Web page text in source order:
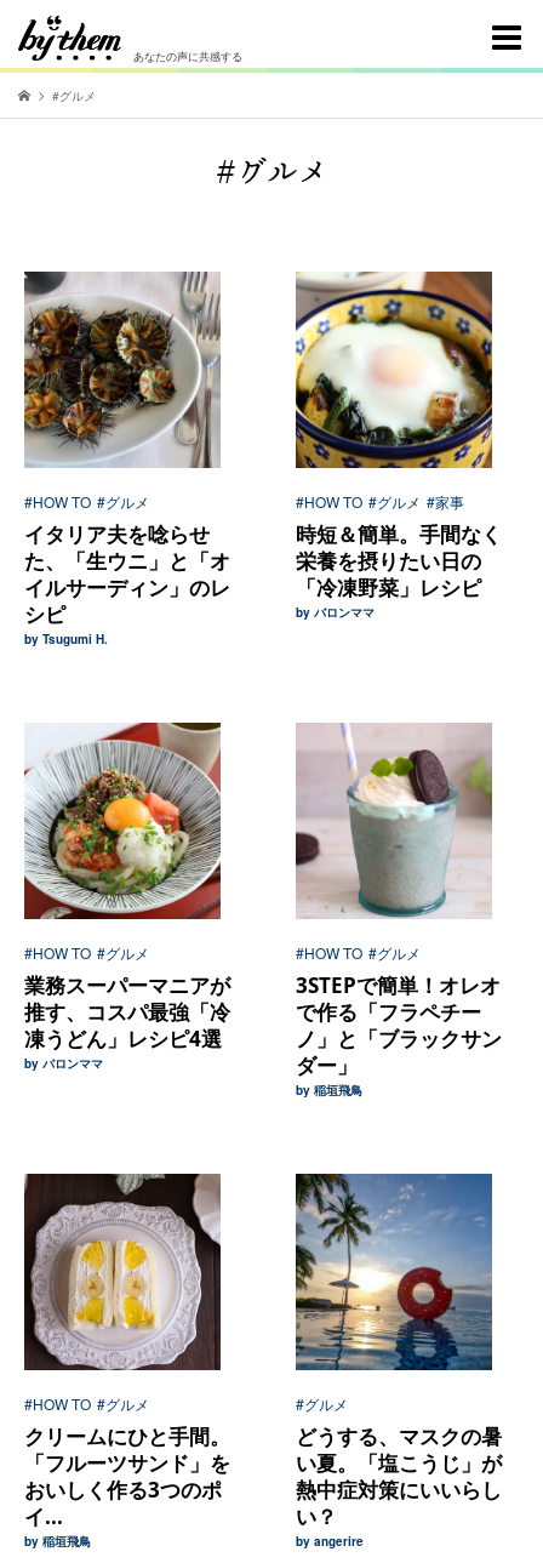
あなたの声に共感する
#グルメ
#グルメ
#HOW TO #グルメ
イタリア夫を唸らせ
た、「生ウニ」と「オ
イルサーディン」のレ
シピ
by Tsugumi H.
#HOW TO #グルメ #家事
時短＆簡単。手間なく
栄養を摂りたい日の
「冷凍野菜」レシピ
by バロンママ
#HOW TO #グルメ
業務スーパーマニアが
推す、コスパ最強「冷
凍うどん」レシピ4選
by バロンママ
#HOW TO #グルメ
3STEPで簡単！オレオ
で作る「フラペチー
ノ」と「ブラックサン
ダー」
by 稲垣飛鳥
#HOW TO #グルメ
クリームにひと手間。
「フルーツサンド」を
おいしく作る3つのポ
イ...
by 稲垣飛鳥
#グルメ
どうする、マスクの暑
い夏。「塩こうじ」が
熱中症対策にいいらし
い？
by angerire